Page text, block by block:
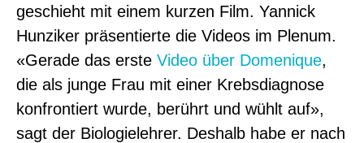
geschieht mit einem kurzen Film. Yannick
Hunziker präsentierte die Videos im Plenum.
«Gerade das erste Video über Domenique,
die als junge Frau mit einer Krebsdiagnose
konfrontiert wurde, berührt und wühlt auf»,
sagt der Biologielehrer. Deshalb habe er nach